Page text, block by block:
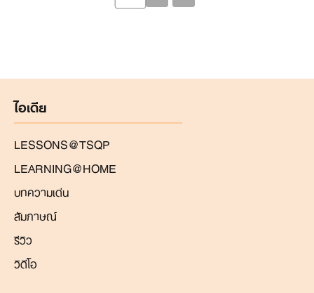
ไอเดีย
LESSONS@TSQP
LEARNING@HOME
บทความเด่น
สัมภาษณ์
รีวิว
วิดีโอ